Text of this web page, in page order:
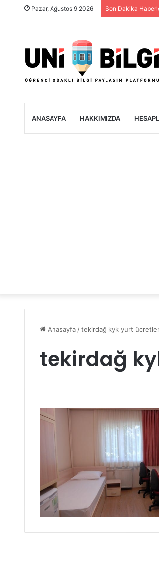
Pazar, Ağustos 9 2026 Son Dakika
ANASAYFA HAKKIMIZDA
Anasayfa / tekirdağ kyk yurt
tekirdağ